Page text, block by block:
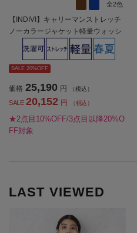
全2色
【INDIVI】キャリーマンストレッチ
ノーカラージャケット軽量ウォッシ
ャブル春夏【レディース】
SALE 20%OFF
価格 25,190 円 （税込）
SALE 20,152 円 （税込）
★2点目10%OFF/3点目以降20%O
FF対象
LAST VIEWED